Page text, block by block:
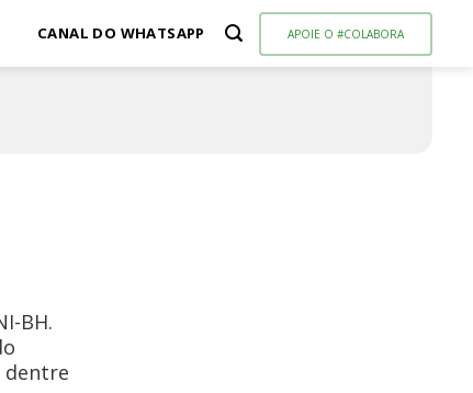
CANAL DO WHATSAPP APOIE O #COLABORA
BH.
dentre